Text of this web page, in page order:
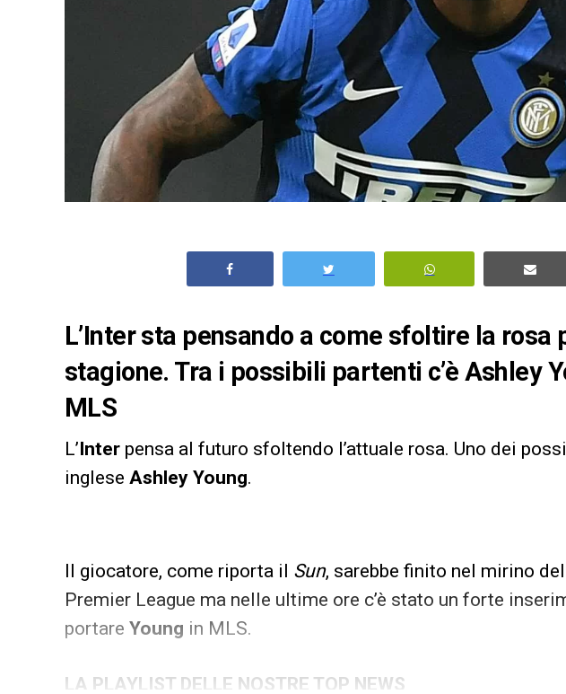
L’Inter sta pensando a come sfoltire la rosa
stagione. Tra i possibili partenti c’è Ashley
MLS
L’Inter pensa al futuro sfoltendo l’attuale rosa. Uno dei
inglese Ashley Young.
Il giocatore, come riporta il Sun, sarebbe finito nel mirino del
Premier League ma nelle ultime ore c’è stato un forte
portare Young in MLS.
LA PLAYLIST DELLE NOSTRE TOP NEWS